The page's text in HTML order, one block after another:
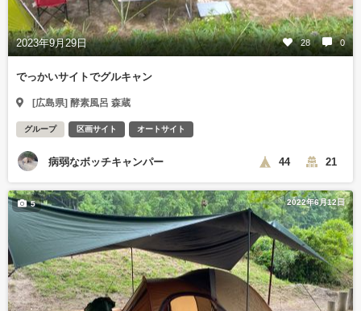
2023年9月29日 28 0
でっかいサイトでグルキャン
[広島県] 酵素風呂 森蔵
グループ 区画サイト オートサイト
病弱なボッチキャンパー 44 21
2022年6月12日
5